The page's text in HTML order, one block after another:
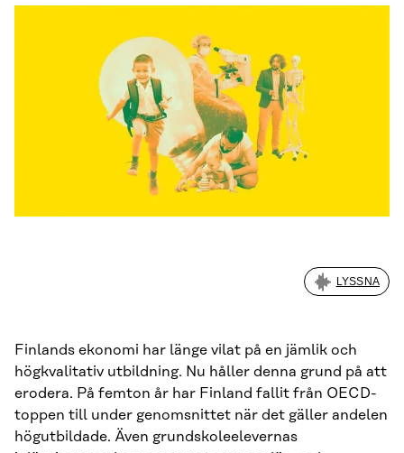
LYSSNA
Finlands ekonomi har länge vilat på en jämlik och
högkvalitativ utbildning. Nu håller denna grund på att
erodera. På femton år har Finland fallit från OECD-
toppen till under genomsnittet när det gäller andelen
högutbildade. Även grundskoleelevernas